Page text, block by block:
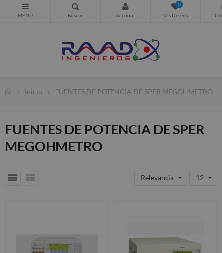
0
Inicio FUENTES DE POTENCIA DE SPER MEGOHMETRO
FUENTES DE POTENCIA DE SPER
MEGOHMETRO
Relevancia 12